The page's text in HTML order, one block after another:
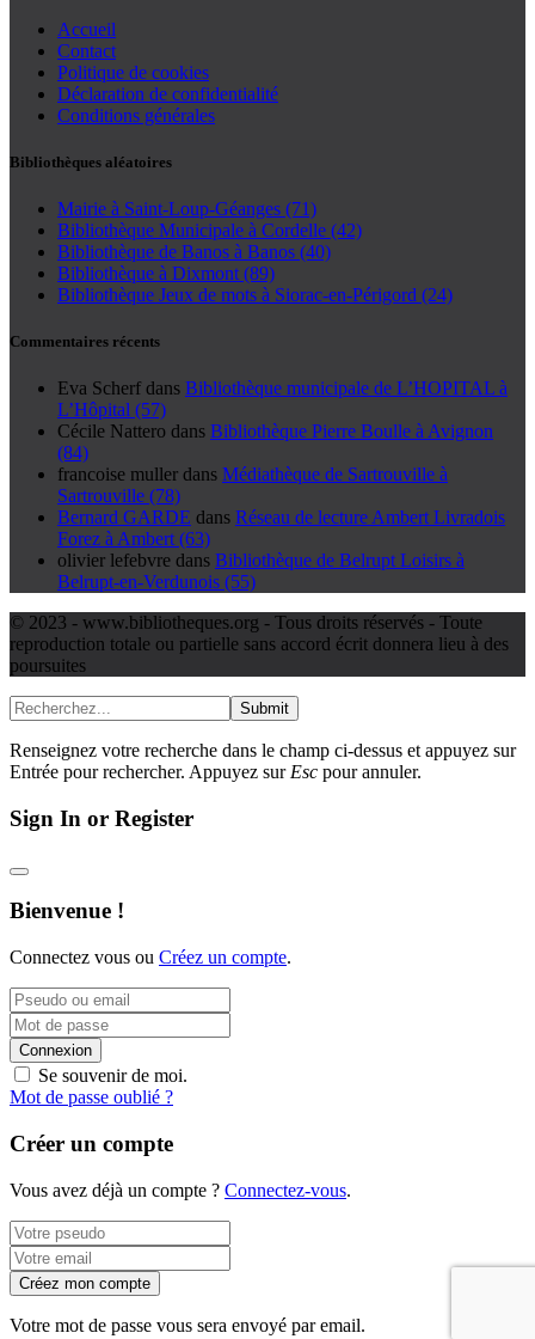
Accueil
Contact
Politique de cookies
Déclaration de confidentialité
Conditions générales
Bibliothèques aléatoires
Mairie à Saint-Loup-Géanges (71)
Bibliothèque Municipale à Cordelle (42)
Bibliothèque de Banos à Banos (40)
Bibliothèque à Dixmont (89)
Bibliothèque Jeux de mots à Siorac-en-Périgord (24)
Commentaires récents
Eva Scherf dans Bibliothèque municipale de L’HOPITAL à
L’Hôpital (57)
Cécile Nattero dans Bibliothèque Pierre Boulle à Avignon
(84)
francoise muller dans Médiathèque de Sartrouville à
Sartrouville (78)
Bernard GARDE dans Réseau de lecture Ambert Livradois
Forez à Ambert (63)
olivier lefebvre dans Bibliothèque de Belrupt Loisirs à
Belrupt-en-Verdunois (55)
© 2023 - www.bibliotheques.org - Tous droits réservés - Toute
reproduction totale ou partielle sans accord écrit donnera lieu à des
poursuites
Submit
Renseignez votre recherche dans le champ ci-dessus et appuyez sur
Entrée pour rechercher. Appuyez sur Esc pour annuler.
Sign In or Register
Bienvenue !
Connectez vous ou Créez un compte.
Connexion
Se souvenir de moi.
Mot de passe oublié ?
Créer un compte
Vous avez déjà un compte ? Connectez-vous.
Créez mon compte
Votre mot de passe vous sera envoyé par email.